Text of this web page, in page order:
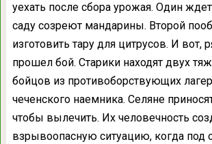
уехать после сбора урожая. Один
саду созреют мандарины. Второй
изготовить тару для цитрусов. И вот,
прошел бой. Старики находят двух
бойцов из противоборствующих
чеченского наемника. Селяне
чтобы вылечить. Их человечность
взрывоопасную ситуацию, когда